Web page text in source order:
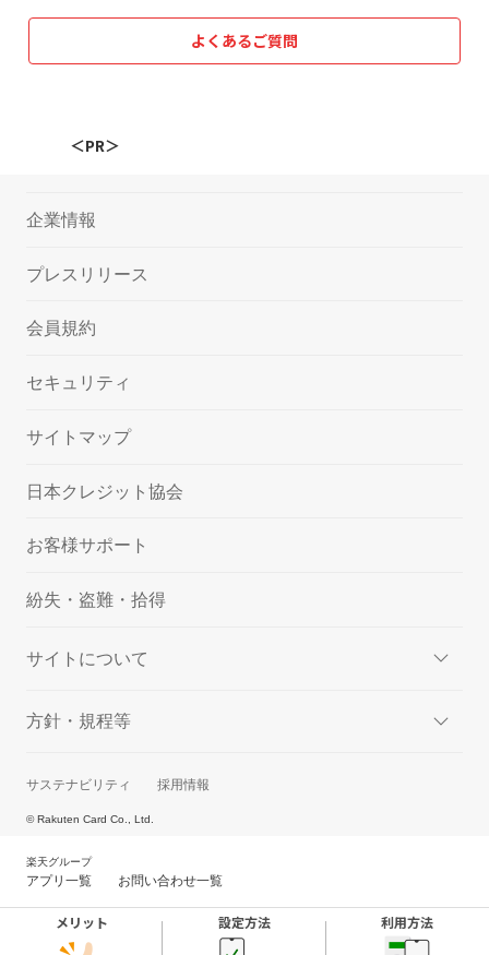
よくあるご質問
メリット 設定方法 利用方法
＜PR＞
企業情報
プレスリリース
会員規約
セキュリティ
サイトマップ
日本クレジット協会
お客様サポート
紛失・盗難・拾得
サイトについて
方針・規程等
サステナビリティ 採用情報
© Rakuten Card Co., Ltd.
楽天グループ
アプリ一覧 お問い合わせ一覧